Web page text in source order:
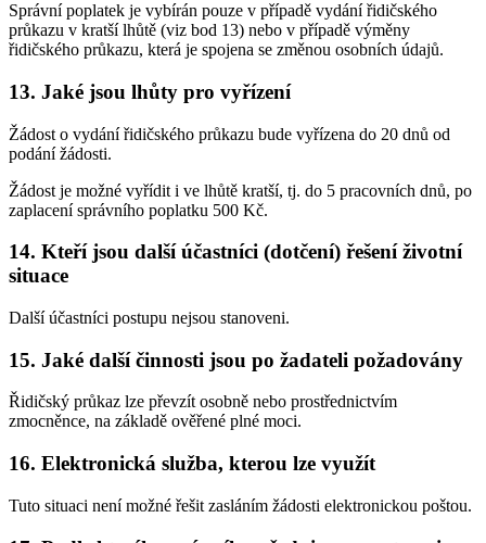
Správní poplatek je vybírán pouze v případě vydání řidičského
průkazu v kratší lhůtě (viz bod 13) nebo v případě výměny
řidičského průkazu, která je spojena se změnou osobních údajů.
13. Jaké jsou lhůty pro vyřízení
Žádost o vydání řidičského průkazu bude vyřízena do 20 dnů od
podání žádosti.
Žádost je možné vyřídit i ve lhůtě kratší, tj. do 5 pracovních dnů, po
zaplacení správního poplatku 500 Kč.
14. Kteří jsou další účastníci (dotčení) řešení životní
situace
Další účastníci postupu nejsou stanoveni.
15. Jaké další činnosti jsou po žadateli požadovány
Řidičský průkaz lze převzít osobně nebo prostřednictvím
zmocněnce, na základě ověřené plné moci.
16. Elektronická služba, kterou lze využít
Tuto situaci není možné řešit zasláním žádosti elektronickou poštou.